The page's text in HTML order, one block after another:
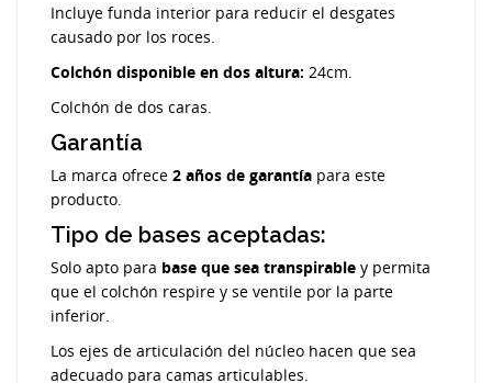
Incluye funda interior para reducir el desgates
causado por los roces.
Colchón disponible en dos altura: 24cm.
Colchón de dos caras.
Garantía
La marca ofrece 2 años de garantía para este
producto.
Tipo de bases aceptadas:
Solo apto para base que sea transpirable y permita
que el colchón respire y se ventile por la parte
inferior.
Los ejes de articulación del núcleo hacen que sea
adecuado para camas articulables.